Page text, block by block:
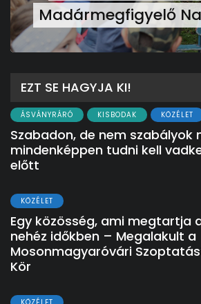
Madármegfigyelő
EZT SE HAGYJA KI!
ÁSVÁNYRÁRÓ KISBODAK KÖZÉLET
Szabadon, de nem szabályok
mindenképpen tudni kell
előtt
KÖZÉLET
Egy közösség, ami megtartja
nehéz időkben – Megalakult a
Mosonmagyaróvári
Kör